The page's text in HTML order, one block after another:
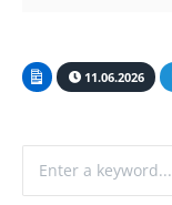
11.06.2026